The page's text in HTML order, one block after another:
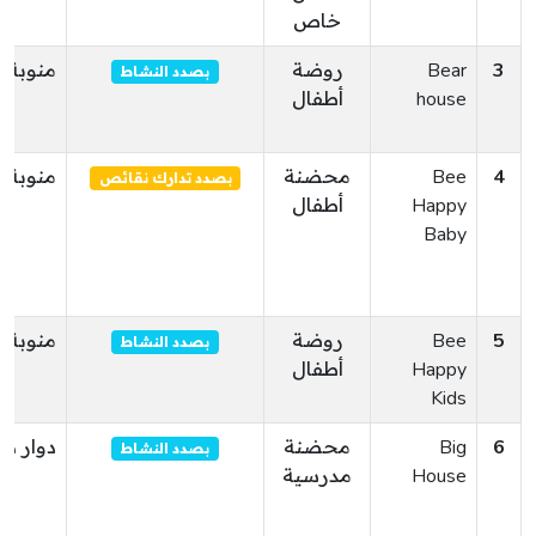
خاص
3
Bear
house
روضة
أطفال
بصدد النشاط منوبة
4
Bee
Happy
Baby
محضنة
أطفال
بصدد تدارك نقائص منوبة
5
Bee
Happy
Kids
روضة
أطفال
بصدد النشاط منوبة
6
Big
House
محضنة
مدرسية
بصدد النشاط دوار